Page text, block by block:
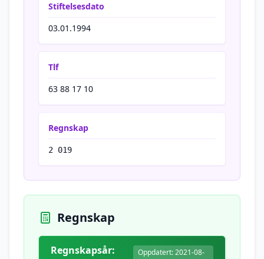
Stiftelsesdato
03.01.1994
Tlf
63 88 17 10
Regnskap
2 019
Regnskap
Regnskapsår:
Oppdatert: 2021-08-